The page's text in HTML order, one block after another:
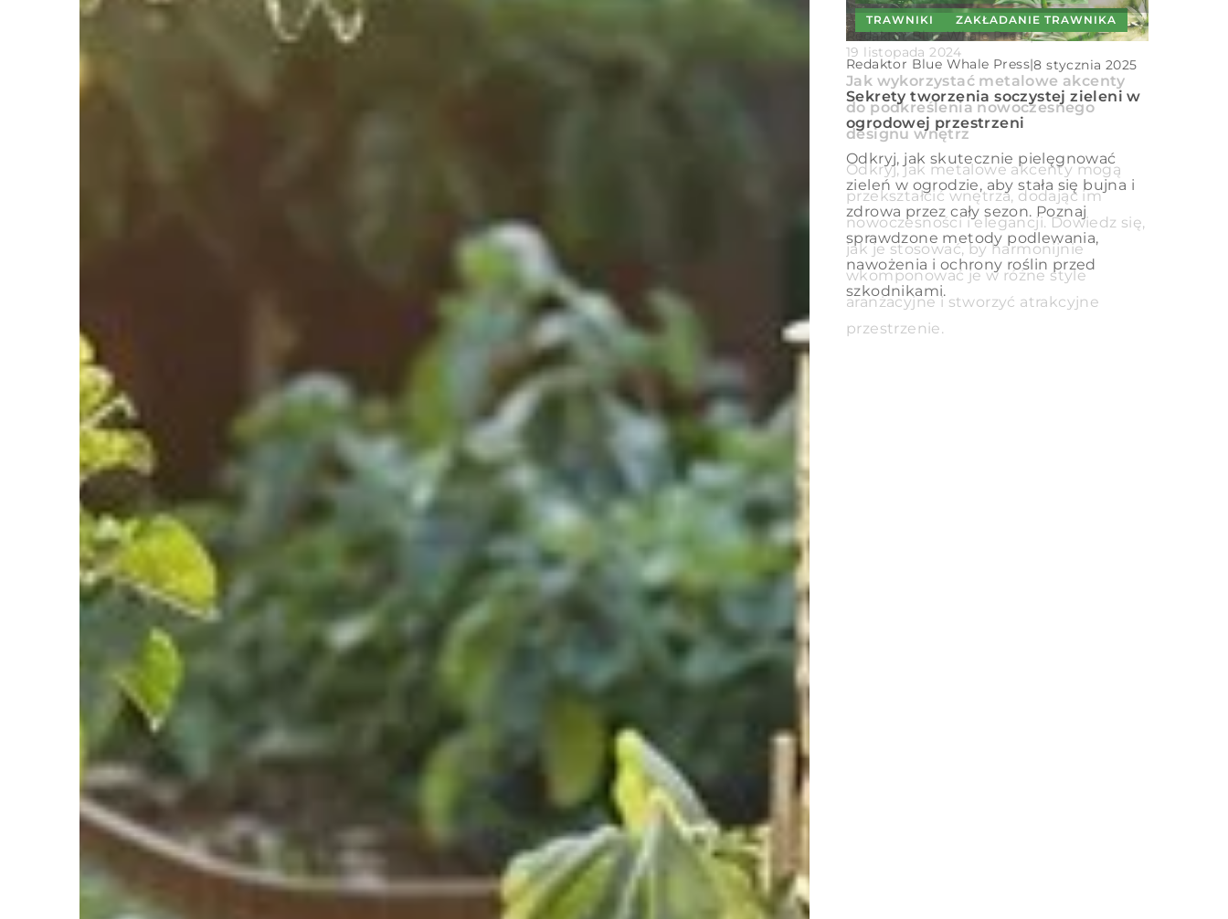
Artykuł Sponsorowany|29 czerwca 2023
Najlepsze nasiona traw do
przydomowego ogrodu
Które z nich sprawdzą się w naszym
ogrodzie?
TRAWNIKI ZAKŁADANIE TRAWNIKA
Redaktor Blue Whale Press|8 stycznia 2025
Sekrety tworzenia soczystej zieleni w
ogrodowej przestrzeni
Odkryj, jak skutecznie pielęgnować
zieleń w ogrodzie, aby stała się bujna i
zdrowa przez cały sezon. Poznaj
sprawdzone metody podlewania,
nawożenia i ochrony roślin przed
szkodnikami.
Redaktor Blue Whale Press|
19 listopada 2024
Jak wykorzystać metalowe akcenty
do podkreślenia nowoczesnego
designu wnętrz
Odkryj, jak metalowe akcenty mogą
przekształcić wnętrza, dodając im
nowoczesności i elegancji. Dowiedz się,
jak je stosować, by harmonijnie
wkomponować je w różne style
aranżacyjne i stworzyć atrakcyjne
przestrzenie.